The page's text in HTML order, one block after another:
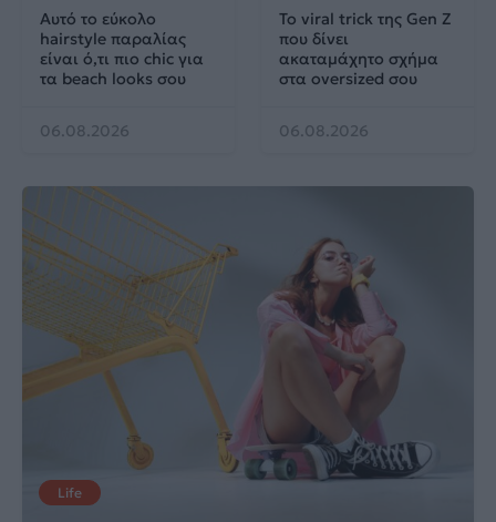
Αυτό το εύκολο
hairstyle παραλίας
είναι ό,τι πιο chic για
τα beach looks σου
06.08.2026
Το viral trick της Gen Z
που δίνει
ακαταμάχητο σχήμα
στα oversized σου
06.08.2026
Life